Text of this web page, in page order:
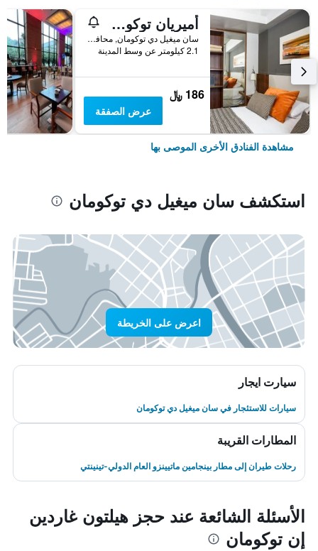
أميريان توكومان
سان ميغيل دي توكومان, محافظة توكومان, الأرجنتين
2.1 كيلومتر عن وسط المدينة
186 ﷼
عرض الصفقة
مشاهدة الفنادق الأخرى الموصى بها
استكشف سان ميغيل دي توكومان
اعرض على الخريطة
سيارت ايجار
سيارات للاستئجار في سان ميغيل دي توكومان
المطارات القريبة
رحلات طيران إلى مطار بينجامين ماتيينزو العام الدولي-تينينتي
الأسئلة الشائعة عند حجز هيلتون غاردين
إن توكومان